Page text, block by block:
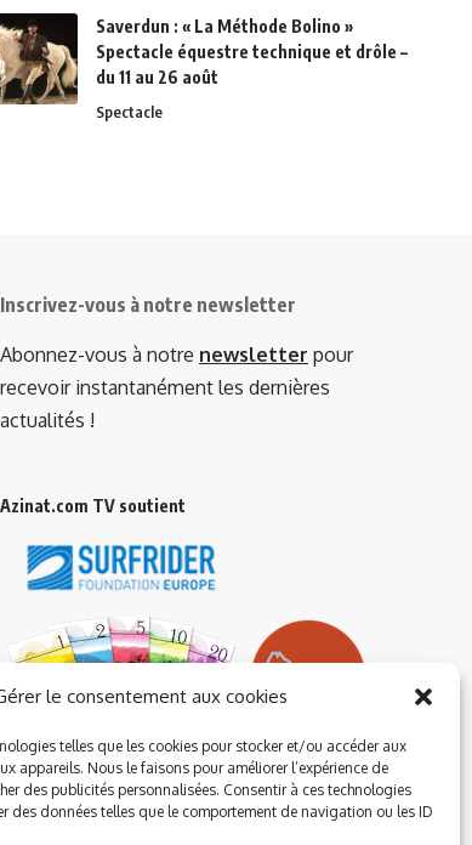
le consentement aux cookies
telles que les cookies pour stocker et/ou accéder aux
appareils. Nous le faisons pour améliorer l’expérience de
des publicités personnalisées. Consentir à ces technologies
des données telles que le comportement de navigation ou les ID
Saverdun : « La Méthode Bolino »
Spectacle équestre technique et drôle –
du 11 au 26 août
Spectacle
Inscrivez-vous à notre newsletter
Abonnez-vous à notre newsletter pour
recevoir instantanément les dernières
actualités !
Azinat.com TV soutient